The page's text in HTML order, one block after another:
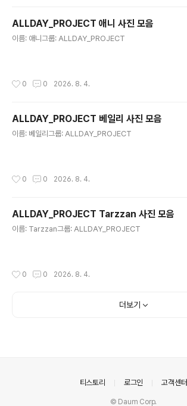
ALLDAY_PROJECT 애니 사진 모음
이름: 애니그룹: ALLDAY_PROJECT
0 0 2026. 8. 4.
ALLDAY_PROJECT 베일리 사진 모음
이름: 베일리그룹: ALLDAY_PROJECT
0 0 2026. 8. 4.
ALLDAY_PROJECT Tarzzan 사진 모음
이름: Tarzzan그룹: ALLDAY_PROJECT
0 0 2026. 8. 4.
더보기
티스토리 로그인 고객센터
© Daum Corp.